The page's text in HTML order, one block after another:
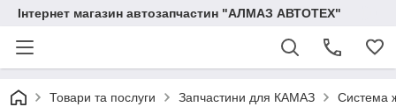
Інтернет магазин автозапчастин "АЛМАЗ АВТОТЕХ"
Товари та послуги Запчастини для КАМАЗ Система